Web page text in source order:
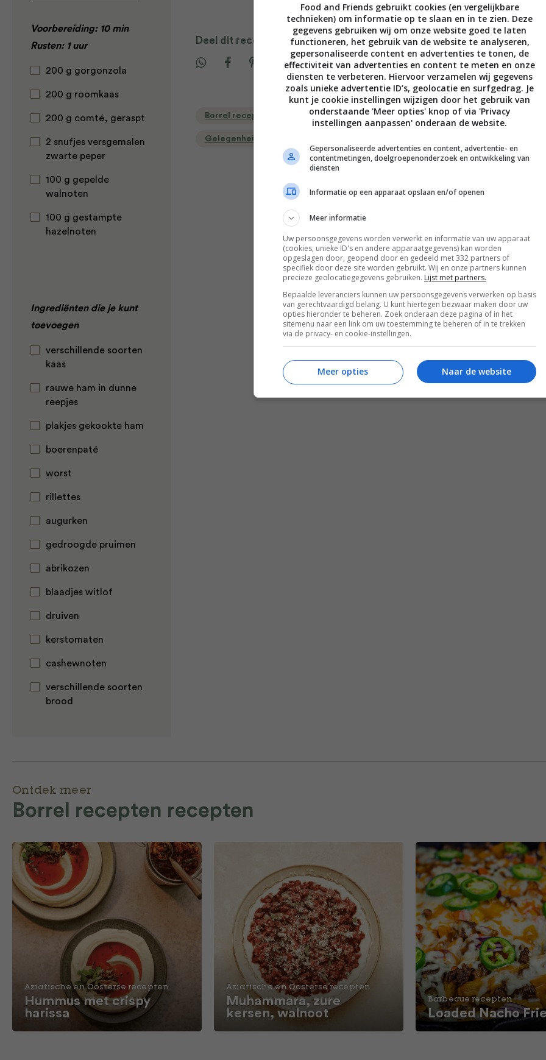
Voorbereiding: 10 min
Rusten: 1 uur
200 g gorgonzola
200 g roomkaas
200 g comté, geraspt
2 snufjes versgemalen
zwarte peper
100 g gepelde
walnoten
100 g gestampte
hazelnoten
Ingrediënten die je kunt
toevoegen
verschillende soorten
kaas
rauwe ham in dunne
reepjes
plakjes gekookte ham
boerenpaté
worst
rillettes
augurken
gedroogde pruimen
abrikozen
blaadjes witlof
druiven
kerstomaten
cashewnoten
verschillende soorten
brood
Deel dit recept
Bewaar
Borrel recepten Borrelhapjes recepten Diner voor 4 of meer
Gelegenheid
Ontdek meer
Borrel recepten recepten
Aziatische en Oosterse recepten
Hummus met crispy
harissa
Aziatische en Oosterse recepten
Muhammara, zure
kersen, walnoot
Barbecue recepten
Loaded Nacho
Food and Friends gebruikt cookies (en vergelijkbare
technieken) om informatie op te slaan en in te zien. Deze
gegevens gebruiken wij om onze website goed te laten
functioneren, het gebruik van de website te analyseren,
gepersonaliseerde content en advertenties te tonen, de
effectiviteit van advertenties en content te meten en onze
diensten te verbeteren. Hiervoor verzamelen wij gegevens
zoals unieke advertentie ID’s, geolocatie en surfgedrag. Je
kunt je cookie instellingen wijzigen door het gebruik van
onderstaande 'Meer opties' knop of via 'Privacy
instellingen aanpassen' onderaan de website.
Gepersonaliseerde advertenties en content, advertentie- en
contentmetingen, doelgroepenonderzoek en ontwikkeling van
diensten
Informatie op een apparaat opslaan en/of openen
Meer informatie
Uw persoonsgegevens worden verwerkt en informatie van uw apparaat
(cookies, unieke ID's en andere apparaatgegevens) kan worden
opgeslagen door, geopend door en gedeeld met 332 partners of
specifiek door deze site worden gebruikt. Wij en onze partners kunnen
precieze geolocatiegegevens gebruiken. Lijst met partners.
Bepaalde leveranciers kunnen uw persoonsgegevens verwerken op basis
van gerechtvaardigd belang. U kunt hiertegen bezwaar maken door uw
opties hieronder te beheren. Zoek onderaan deze pagina of in het
sitemenu naar een link om uw toestemming te beheren of in te trekken
via de privacy- en cookie-instellingen.
Naar de website
Meer opties